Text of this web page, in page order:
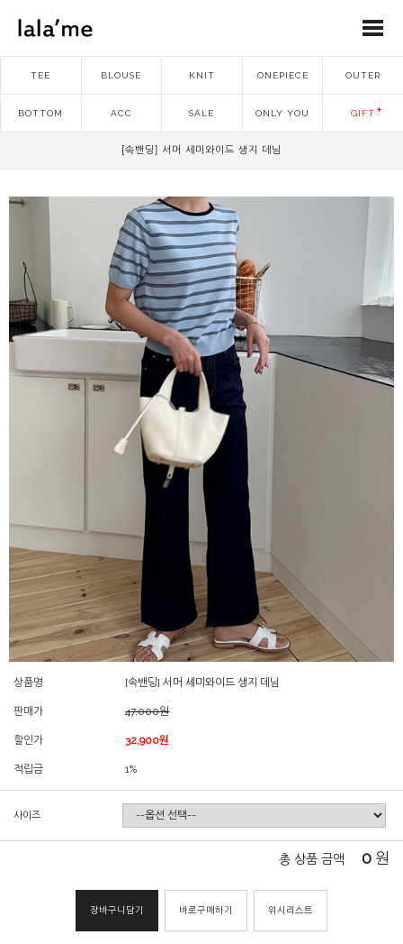
TEE BLOUSE KNIT ONEPIECE OUTER
BOTTOM ACC SALE ONLY YOU GIFT
[속밴딩] 서머 세미와이드 생지 데님
상품명 [속밴딩] 서머 세미와이드 생지 데님
판매가 47,000원
할인가 32,900원
적립금 1%
사이즈
총 상품 금액 0 원
장바구니담기 바로구매하기 위시리스트